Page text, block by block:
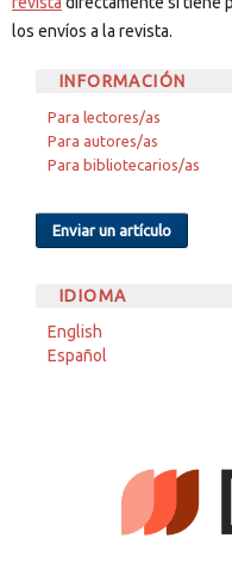
los envíos a la revista.
INFORMACIÓN
Para lectores/as
Para autores/as
Para bibliotecarios/as
Enviar un artículo
IDIOMA
English
Español